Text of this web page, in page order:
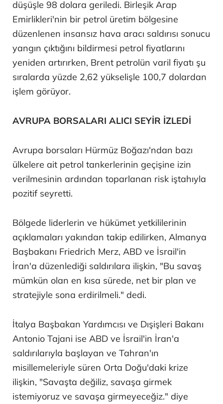
düşüşle 98 dolara geriledi. Birleşik Arap
Emirlikleri'nin bir petrol üretim bölgesine
düzenlenen insansız hava aracı saldırısı sonucu
yangın çıktığını bildirmesi petrol fiyatlarını
yeniden artırırken, Brent petrolün varil fiyatı şu
sıralarda yüzde 2,62 yükselişle 100,7 dolardan
işlem görüyor.
AVRUPA BORSALARI ALICI SEYİR İZLEDİ
Avrupa borsaları Hürmüz Boğazı'ndan bazı
ülkelere ait petrol tankerlerinin geçişine izin
verilmesinin ardından toparlanan risk iştahıyla
pozitif seyretti.
Bölgede liderlerin ve hükümet yetkililerinin
açıklamaları yakından takip edilirken, Almanya
Başbakanı Friedrich Merz, ABD ve İsrail'in
İran'a düzenlediği saldırılara ilişkin, "Bu savaş
mümkün olan en kısa sürede, net bir plan ve
stratejiyle sona erdirilmeli." dedi.
İtalya Başbakan Yardımcısı ve Dışişleri Bakanı
Antonio Tajani ise ABD ve İsrail'in İran'a
saldırılarıyla başlayan ve Tahran'ın
misillemeleriyle süren Orta Doğu'daki krize
ilişkin, "Savaşta değiliz, savaşa girmek
istemiyoruz ve savaşa girmeyeceğiz." diye